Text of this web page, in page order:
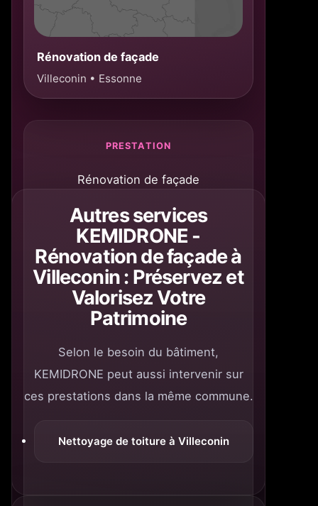
Rénovation de façade
Villeconin • Essonne
PRESTATION
Rénovation de façade
Autres services
KEMIDRONE -
Rénovation de façade à
Villeconin : Préservez et
Valorisez Votre
Patrimoine
Selon le besoin du bâtiment,
KEMIDRONE peut aussi intervenir sur
ces prestations dans la même commune.
Nettoyage de toiture à Villeconin